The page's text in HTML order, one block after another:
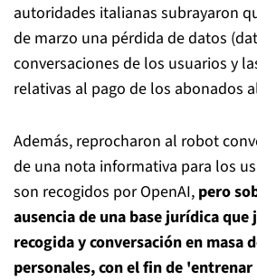
autoridades italianas subrayaron
de marzo una pérdida de datos
conversaciones de los usuarios y
relativas al pago de los abonados
Además, reprocharon al robot
de una nota informativa para los
son recogidos por OpenAI, pero
ausencia de una base jurídica
recogida y conversación en masa
personales, con el fin de